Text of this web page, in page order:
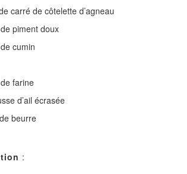
carré de côtelette d’agneau
piment doux
cumin
farine
d’ail écrasée
beurre
: